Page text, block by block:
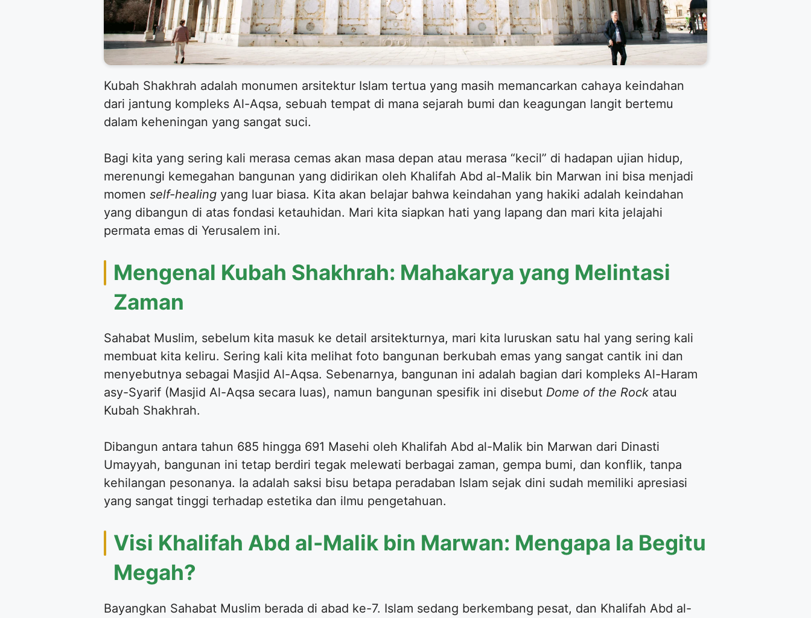
Kubah Shakhrah adalah monumen arsitektur Islam tertua yang masih memancarkan cahaya keindahan
dari jantung kompleks Al-Aqsa, sebuah tempat di mana sejarah bumi dan keagungan langit bertemu
dalam keheningan yang sangat suci.
Bagi kita yang sering kali merasa cemas akan masa depan atau merasa “kecil” di hadapan ujian hidup,
merenungi kemegahan bangunan yang didirikan oleh Khalifah Abd al-Malik bin Marwan ini bisa menjadi
momen self-healing yang luar biasa. Kita akan belajar bahwa keindahan yang hakiki adalah keindahan
yang dibangun di atas fondasi ketauhidan. Mari kita siapkan hati yang lapang dan mari kita jelajahi
permata emas di Yerusalem ini.
Mengenal Kubah Shakhrah: Mahakarya yang Melintasi
Zaman
Sahabat Muslim, sebelum kita masuk ke detail arsitekturnya, mari kita luruskan satu hal yang sering kali
membuat kita keliru. Sering kali kita melihat foto bangunan berkubah emas yang sangat cantik ini dan
menyebutnya sebagai Masjid Al-Aqsa. Sebenarnya, bangunan ini adalah bagian dari kompleks Al-Haram
asy-Syarif (Masjid Al-Aqsa secara luas), namun bangunan spesifik ini disebut Dome of the Rock atau
Kubah Shakhrah.
Dibangun antara tahun 685 hingga 691 Masehi oleh Khalifah Abd al-Malik bin Marwan dari Dinasti
Umayyah, bangunan ini tetap berdiri tegak melewati berbagai zaman, gempa bumi, dan konflik, tanpa
kehilangan pesonanya. Ia adalah saksi bisu betapa peradaban Islam sejak dini sudah memiliki apresiasi
yang sangat tinggi terhadap estetika dan ilmu pengetahuan.
Visi Khalifah Abd al-Malik bin Marwan: Mengapa Ia Begitu
Megah?
Bayangkan Sahabat Muslim berada di abad ke-7. Islam sedang berkembang pesat, dan Khalifah Abd al-